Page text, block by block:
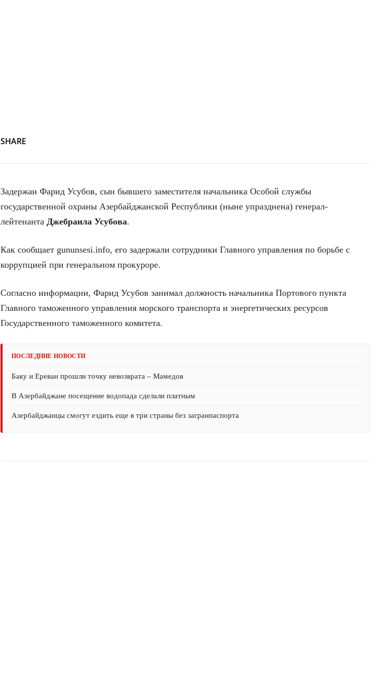
SHARE
Задержан Фарид Усубов, сын бывшего заместителя начальника Особой службы
государственной охраны Азербайджанской Республики (ныне упразднена) генерал-
лейтенанта Джебраила Усубова.
Как сообщает gununsesi.info, его задержали сотрудники Главного управления по борьбе с
коррупцией при генеральном прокуроре.
Согласно информации, Фарид Усубов занимал должность начальника Портового пункта
Главного таможенного управления морского транспорта и энергетических ресурсов
Государственного таможенного комитета.
ПОСЛЕДНИЕ НОВОСТИ
Баку и Ереван прошли точку невозврата – Мамедов
В Азербайджане посещение водопада сделали платным
Азербайджанцы смогут ездить еще в три страны без загранпаспорта